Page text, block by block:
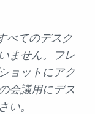
べてのデスク
ません。フレ
ョットにアク
会議用にデス
い。